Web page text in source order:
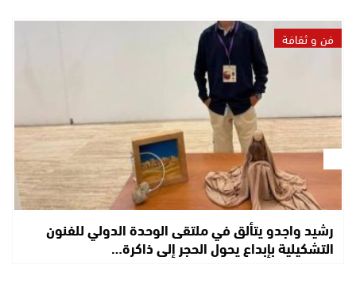
فن و ثقافة
رشيد واجدو يتألق في ملتقى الوحدة الدولي للفنون
التشكيلية بإبداع يحول الحجر إلى ذاكرة…